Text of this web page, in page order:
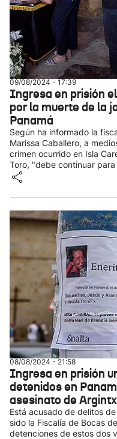
09/08/2024 - 17:39
Ingresa en prisión
por la muerte de la
Panamá
Según ha informado la
Marissa Caballero, a
crimen ocurrido en Isla
Toro, "debe continuar
08/08/2024 - 21:58
Ingresa en prisión
detenidos en
asesinato de
Está acusado de delitos
sido la Fiscalía de Bocas
detenciones de estos dos